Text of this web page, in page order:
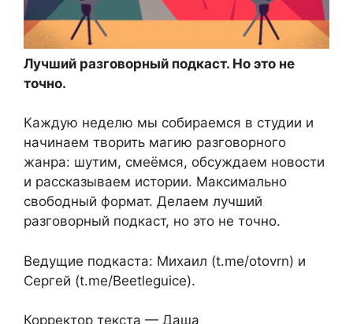
Лучший разговорный подкаст. Но это не
точно.
Каждую неделю мы собираемся в студии и
начинаем творить магию разговорного
жанра: шутим, смеёмся, обсуждаем новости
и рассказываем истории. Максимально
свободный формат. Делаем лучший
разговорный подкаст, но это не точно.
Ведущие подкаста: Михаил (t.me/otovrn) и
Сергей (t.me/Beetleguice).
Корректор текста — Даша